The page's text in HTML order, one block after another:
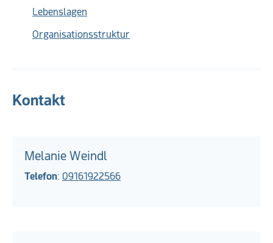
Lebenslagen
Organisationsstruktur
Kontakt
Melanie Weindl
Telefon: 09161922566